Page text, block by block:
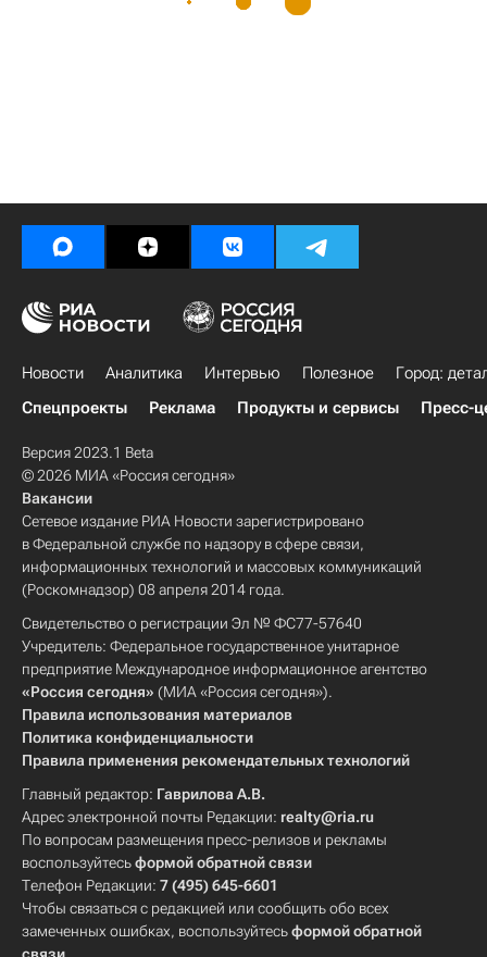
Новости Аналитика Интервью Полезное
Город:
Спецпроекты
Реклама Продукты и сервисы Пресс-
Версия 2023.1 Beta
© 2026 МИА «Россия сегодня»
Вакансии
Сетевое издание РИА Новости зарегистрировано
в Федеральной службе по надзору в сфере связи,
информационных технологий и массовых коммуникаций
(Роскомнадзор) 08 апреля 2014 года.
Свидетельство о регистрации Эл № ФС77-57640
Учредитель: Федеральное государственное унитарное
предприятие Международное информационное агентство
«Россия сегодня» (МИА «Россия сегодня»).
Правила использования материалов
Политика конфиденциальности
Правила применения рекомендательных технологий
Главный редактор: Гаврилова А.В.
Адрес электронной почты Редакции: realty@ria.ru
По вопросам размещения пресс-релизов и рекламы
воспользуйтесьформой обратной связи
Телефон Редакции: 7 (495) 645-6601
Чтобы связаться с редакцией или сообщить обо всех
замеченных ошибках, воспользуйтесьформой обратной